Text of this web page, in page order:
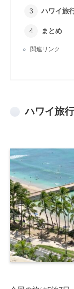
ハワイ旅
まとめ
関連リンク
ハワイ旅